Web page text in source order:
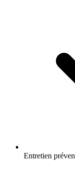
Entretien